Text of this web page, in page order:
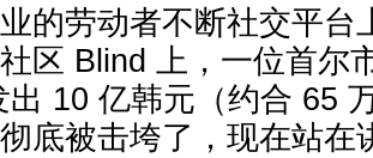
劳动者不断社交平台
区 Blind 上，一位首尔
出 10 亿韩元（约合 65
底被击垮了，现在站在